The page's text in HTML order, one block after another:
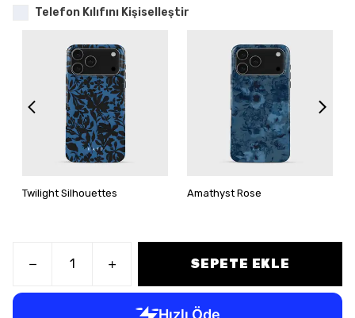
Telefon Kılıfını Kişiselleştir
Twilight Silhouettes Amathyst Rose
SEPETE EKLE